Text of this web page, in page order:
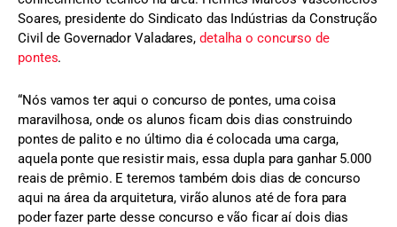
Soares, presidente do Sindicato das Indústrias da Construção
Civil de Governador Valadares, detalha o concurso de
pontes.
“Nós vamos ter aqui o concurso de pontes, uma coisa
maravilhosa, onde os alunos ficam dois dias construindo
pontes de palito e no último dia é colocada uma carga,
aquela ponte que resistir mais, essa dupla para ganhar 5.000
reais de prêmio. E teremos também dois dias de concurso
aqui na área da arquitetura, virão alunos até de fora para
poder fazer parte desse concurso e vão ficar aí dois dias